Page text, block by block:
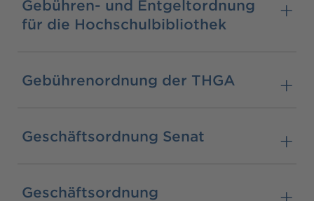
Gebühren- und Entgeltordnung
für die Hochschulbibliothek
Gebührenordnung der THGA
Geschäftsordnung Senat
Geschäftsordnung